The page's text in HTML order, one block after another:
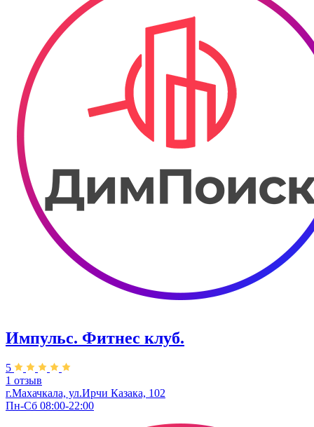
Импульс. Фитнес клуб.
5
1 отзыв
г.Махачкала, ул.Ирчи Казака, 102
Пн-Сб 08:00-22:00